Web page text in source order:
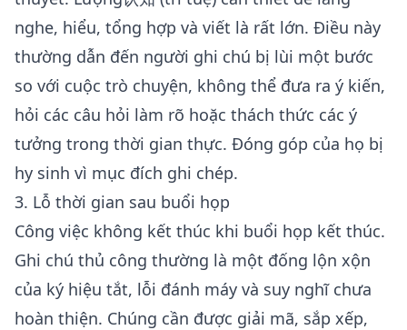
nghe, hiểu, tổng hợp và viết là rất lớn. Điều này
thường dẫn đến người ghi chú bị lùi một bước
so với cuộc trò chuyện, không thể đưa ra ý kiến,
hỏi các câu hỏi làm rõ hoặc thách thức các ý
tưởng trong thời gian thực. Đóng góp của họ bị
hy sinh vì mục đích ghi chép.
3. Lỗ thời gian sau buổi họp
Công việc không kết thúc khi buổi họp kết thúc.
Ghi chú thủ công thường là một đống lộn xộn
của ký hiệu tắt, lỗi đánh máy và suy nghĩ chưa
hoàn thiện. Chúng cần được giải mã, sắp xếp,